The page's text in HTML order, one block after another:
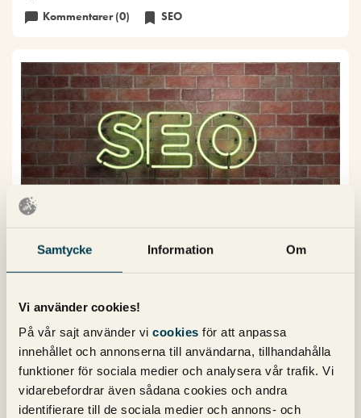
Samtycke Information Om
Vi använder cookies!
På vår sajt använder vi cookies för att anpassa
innehållet och annonserna till användarna, tillhandahålla
funktioner för sociala medier och analysera vår trafik. Vi
vidarebefordrar även sådana cookies och andra
identifierare till de sociala medier och annons- och
Kommentarer (0)
SEO
Skapa förtroende och affärer
med B2B SEO
AvMichael Wahlgren
B2B-köp startar ofta på Google, ändå är SEO för B2B i
många fall underutnyttjat. I denna artikel går vi igenom
hur SEO kan bli en motor i marknadsföringen för B2B-
företag.